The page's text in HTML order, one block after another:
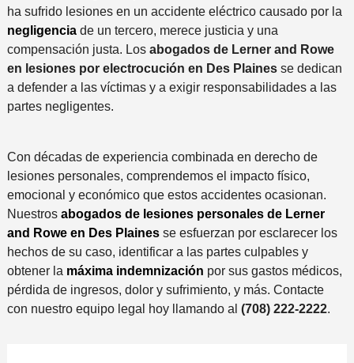
ha sufrido lesiones en un accidente eléctrico causado por la
negligenciade un tercero, merece justicia y una
compensación justa. Los abogados de Lerner and Rowe
en lesiones por electrocución en Des Plainesse dedican
a defender a las víctimas y a exigir responsabilidades a las
partes negligentes.
Con décadas de experiencia combinada en derecho de
lesiones personales, comprendemos el impacto físico,
emocional y económico que estos accidentes ocasionan.
Nuestrosabogados de lesiones personales de Lerner
and Rowe en Des Plainesse esfuerzan por esclarecer los
hechos de su caso, identificar a las partes culpables y
obtener la máxima indemnización por sus gastos médicos,
pérdida de ingresos, dolor y sufrimiento, y más. Contacte
con nuestro equipo legal hoy llamando al (708) 222-2222.